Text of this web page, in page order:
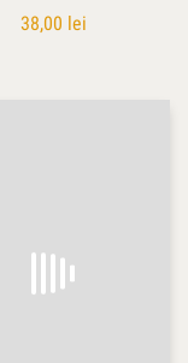
38,00 lei